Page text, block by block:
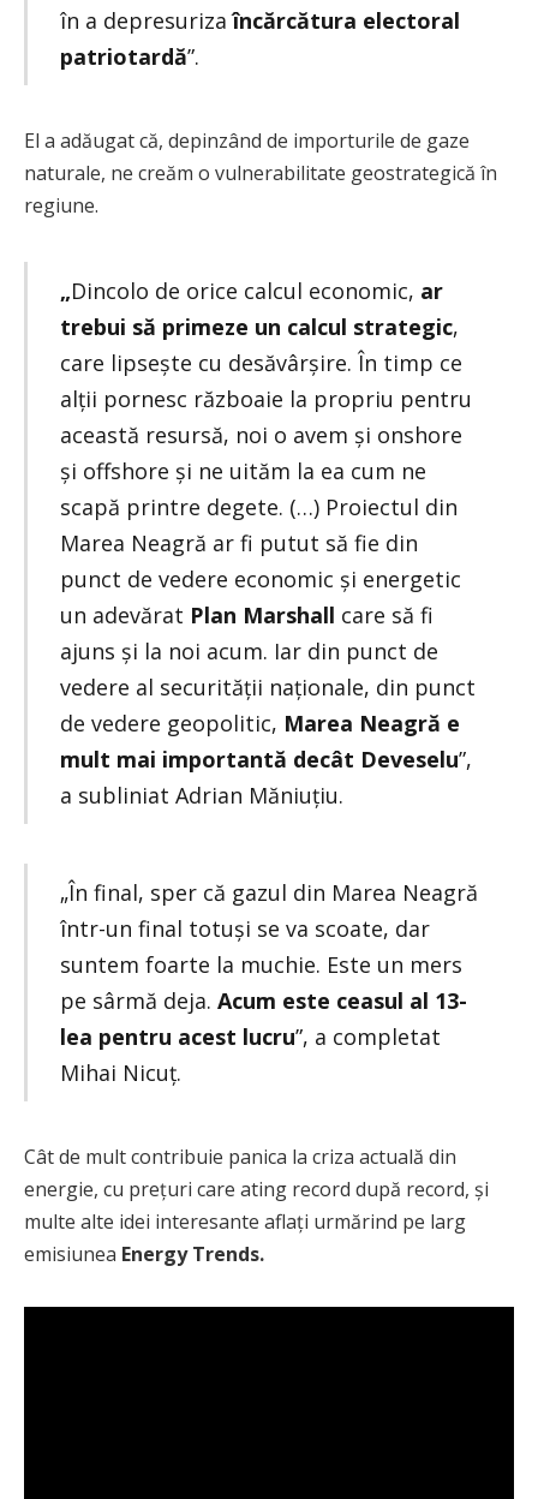
în a depresurizaîncărcătura electoral
patriotardă”.
El a adăugat că, depinzând de importurile de gaze
naturale, ne creăm o vulnerabilitate geostrategică în
regiune.
„Dincolo de orice calcul economic, ar
trebui să primeze un calcul strategic,
care lipsește cu desăvârșire. În timp ce
alții pornesc războaie la propriu pentru
această resursă, noi o avem și onshore
și offshore și ne uităm la ea cum ne
scapă printre degete. (…) Proiectul din
Marea Neagră ar fi putut să fie din
punct de vedere economic și energetic
un adevărat Plan Marshall care să fi
ajuns și la noi acum. Iar din punct de
vedere al securității naționale, din punct
de vedere geopolitic, Marea Neagră e
mult mai importantă decât Deveselu”,
a subliniat Adrian Măniuțiu.
„În final, sper că gazul din Marea Neagră
într-un final totuși se va scoate, dar
suntem foarte la muchie. Este un mers
pe sârmă deja. Acum este ceasul al 13-
lea pentru acest lucru”, a completat
Mihai Nicuț.
Cât de mult contribuie panica la criza actuală din
energie, cu prețuri care ating record după record, și
multe alte idei interesante aflați urmărind pe larg
emisiunea Energy Trends.